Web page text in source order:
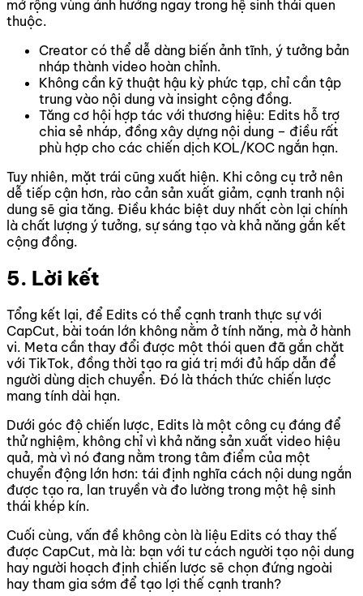
mở rộng vùng ảnh hưởng ngay trong hệ sinh thái quen
thuộc.
Creator có thể dễ dàng biến ảnh tĩnh, ý tưởng bản
nháp thành video hoàn chỉnh.
Không cần kỹ thuật hậu kỳ phức tạp, chỉ cần tập
trung vào nội dung và insight cộng đồng.
Tăng cơ hội hợp tác với thương hiệu: Edits hỗ trợ
chia sẻ nháp, đồng xây dựng nội dung – điều rất
phù hợp cho các chiến dịch KOL/KOC ngắn hạn.
Tuy nhiên, mặt trái cũng xuất hiện. Khi công cụ trở nên
dễ tiếp cận hơn, rào cản sản xuất giảm, cạnh tranh nội
dung sẽ gia tăng. Điều khác biệt duy nhất còn lại chính
là chất lượng ý tưởng, sự sáng tạo và khả năng gắn kết
cộng đồng.
5. Lời kết
Tổng kết lại, để Edits có thể cạnh tranh thực sự với
CapCut, bài toán lớn không nằm ở tính năng, mà ở hành
vi. Meta cần thay đổi được một thói quen đã gắn chặt
với TikTok, đồng thời tạo ra giá trị mới đủ hấp dẫn để
người dùng dịch chuyển. Đó là thách thức chiến lược
mang tính dài hạn.
Dưới góc độ chiến lược, Edits là một công cụ đáng để
thử nghiệm, không chỉ vì khả năng sản xuất video hiệu
quả, mà vì nó đang nằm trong tâm điểm của một
chuyển động lớn hơn: tái định nghĩa cách nội dung ngắn
được tạo ra, lan truyền và đo lường trong một hệ sinh
thái khép kín.
Cuối cùng, vấn đề không còn là liệu Edits có thay thế
được CapCut, mà là: bạn với tư cách người tạo nội dung
hay người hoạch định chiến lược sẽ chọn đứng ngoài
hay tham gia sớm để tạo lợi thế cạnh tranh?